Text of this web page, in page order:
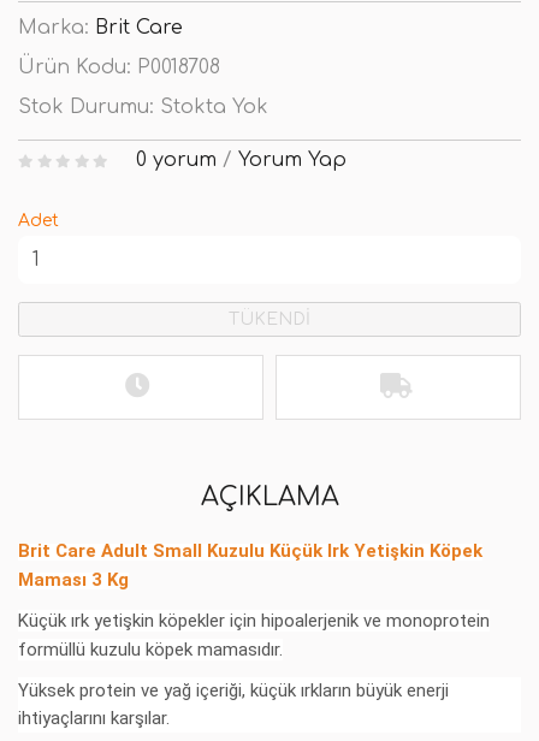
Marka: Brit Care
Ürün Kodu: P0018708
Stok Durumu: Stokta Yok
0 yorum / Yorum Yap
Adet
TÜKENDİ
AÇIKLAMA
Brit Care Adult Small Kuzulu Küçük Irk Yetişkin Köpek
Maması 3 Kg
Küçük ırk yetişkin köpekler için hipoalerjenik ve monoprotein
formüllü kuzulu köpek mamasıdır.
Yüksek protein ve yağ içeriği, küçük ırkların büyük enerji
ihtiyaçlarını karşılar.